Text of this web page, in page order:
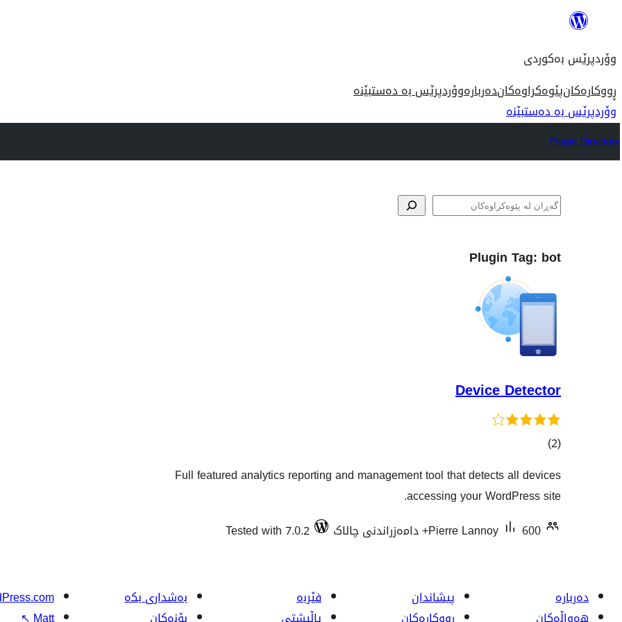
ناوەڕۆک
وۆردپرێس بەکوردی
ڕووکارەکانپێوەکراوەکاندەربارەوۆردپرێس بە دەستبێنە
وۆردپرێس بە دەستبێنە
Plugin Directory
گه‌ڕان
Plugin Tag: bot
Device Detector
(2 کۆی
هەڵسەنگاندنەکان
)
Full featured analytics reporting and management tool that detects all devices
accessing your WordPress site.
Pierre Lannoy
600+ دامەزراندنی چالاک Tested with 7.0.2
دەربارە
پیشاندان
فێربە
بەشداری بکە